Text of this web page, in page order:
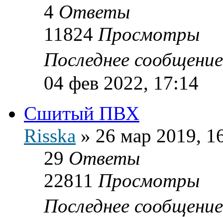
4 Ответы
11824 Просмотры
Последнее
04 фев 2022, 17:14
Сшитый ПВХ
Risska » 26 мар 2019,
29 Ответы
22811 Просмотры
Последнее